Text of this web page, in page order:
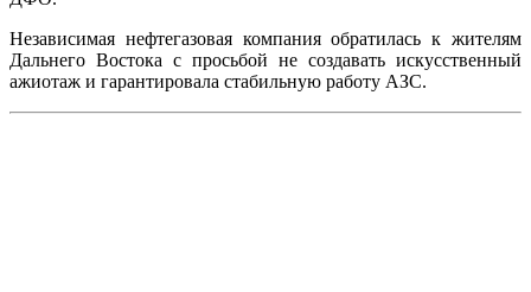
Независимая нефтегазовая компания обратилась к жителям
Дальнего Востока с просьбой не создавать искусственный
ажиотаж и гарантировала стабильную работу АЗС.